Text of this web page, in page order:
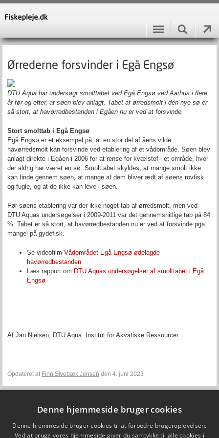
Ørrederne forsvinder i Egå Engsø
DTU Aqua har undersøgt smolttabet ved Egå Engsø ved Aarhus i flere
år før og efter, at søen blev anlagt. Tabet af ørredsmolt i den nye sø er
så stort, at havørredbestanden i Egåen nu er ved at forsvinde.
Stort smolttab i Egå Engsø
Egå Engsø er et eksempel på, at en stor del af åens vilde
havørredsmolt kan forsvinde ved etablering af et vådområde. Søen blev
anlagt direkte i Egåen i 2006 for at rense for kvælstof i et område, hvor
der aldrig har været en sø. Smolttabet skyldes, at mange smolt ikke
kan finde gennem søen, at mange af dem bliver ædt af søens rovfisk
og fugle, og at de ikke kan leve i søen.
Før søens etablering var der ikke noget tab af ørredsmolt, men ved
DTU Aquas undersøgelser i 2009-2011 var det gennemsnitlige tab på 84
%. Tabet er så stort, at havørredbestanden nu er ved at forsvinde pga.
mangel på gydefisk.
Se videofilm Vådområdet Egå Engsø ødelagde
havørredbestanden
Læs rapport om DTU Aquas undersøgelser af smolttabet i Egå
Engsø
Af Jan Nielsen, DTU Aqua. Institut for Akvatiske Ressourcer
Opdateret af Finn Sivebæk Jensen den 4. juni 2023
DTU Aqua - Institut for Akvatiske Ressourcer
Vejlsøvej 39
Denne hjemmeside bruger cookies
Denne hjemmeside bruger cookies til at forbedre brugeroplevelsen.
Ved at bruge vores hjemmeside giver du samtykke til alle cookies i